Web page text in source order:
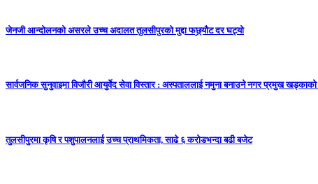
जेनजी आन्दोलनको असरले उच्च अदालत तुलसीपुरको मुद्दा फछ्र्यौट दर घट्यो
सार्वजनिक सुनुवाइमा विजाैरी आयुर्वेद सेवा विस्तार : अस्पताललाई नमुना बनाउने नगर प्रमुख खड्काकाे
तुलसीपुरमा कृषि र पशुपालनलाई उच्च प्राथमिकता, साढे ६ करोडभन्दा बढी बजेट